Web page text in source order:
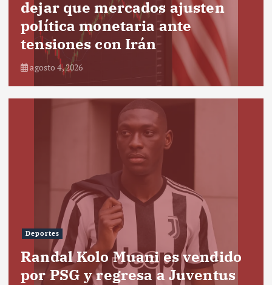
dejar que mercados ajusten
política monetaria ante
tensiones con Irán
agosto 4, 2026
Deportes
Randal Kolo Muani es vendido
por PSG y regresa a Juventus